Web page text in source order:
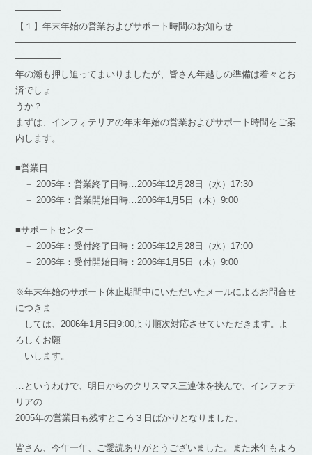
―――――
【１】年末年始の営業およびサポート時間のお知らせ
―――――――――――――――――――――――――――――――
―――――
年の瀬も押し迫ってまいりましたが、皆さん年越しの準備は着々とお
済でしょ
うか？
まずは、インフォテリアの年末年始の営業およびサポート時間をご案
内します。
■営業日
－ 2005年：営業終了日時…2005年12月28日（水）17:30
－ 2006年：営業開始日時…2006年1月5日（木）9:00
■サポートセンター
－ 2005年：受付終了日時：2005年12月28日（水）17:00
－ 2006年：受付開始日時：2006年1月5日（木）9:00
※年末年始のサポート休止期間中にいただいたメールによるお問合せ
につきま
しては、2006年1月5日9:00より順次対応させていただきます。よ
ろしくお願
いします。
…というわけで、明日からのクリスマス三連休を挟んで、インフォテ
リアの
2005年の営業日も残すところ３日ばかりとなりました。
皆さん、今年一年、ご愛読ありがとうございました。また来年もよろ